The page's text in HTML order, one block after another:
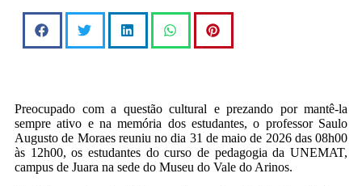
Preocupado com a questão cultural e prezando por mantê-la
sempre ativo e na memória dos estudantes, o professor Saulo
Augusto de Moraes reuniu no dia 31 de maio de 2026 das 08h00
às 12h00, os estudantes do curso de pedagogia da UNEMAT,
campus de Juara na sede do Museu do Vale do Arinos.